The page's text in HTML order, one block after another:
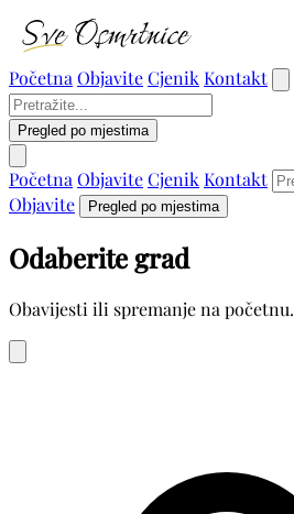
Početna ObjaviteCjenik Kontakt
Pregled po mjestima
Početna ObjaviteCjenik Kontakt
Objavite
Pregled po mjestima
Odaberite grad
Obavijesti ili spremanje na početnu.